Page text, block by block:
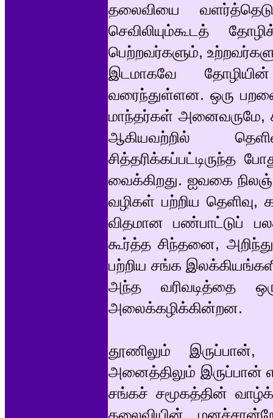
தலைவியை
செவிலியும்கூடத்
பெற்றவர்களும்,
இடமாகவே
வரைந்துள்ளன. ஒரு
மாந்தர்கள் அனைவருமே,
ஆகியவற்றில்
சித்தரிக்கப்பட்டிருந்த
வைக்கிறது. ஐவகை நிலஞ்
வழிகள் பற்றிய
விதமான பண்பாட்டுப்
கூர்த்த சிந்தனை,
பற்றிய சங்க
அந்த வரிவடித்தை
அலைக்கழிக்கின்றன.
தூணிலும் இருப்பான்,
அனைத்திலும் இருப்பான்
சங்கச் சமூகத்தின்
தலைவியின்